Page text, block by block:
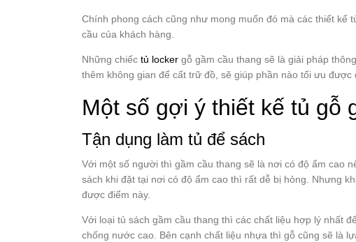
Chính phong cách cũng như mong muốn đó mà các thiết
cầu của khách hàng.
Những chiếc tủ locker gỗ gầm cầu thang sẽ là giải pháp
thêm không gian để cất trữ đồ, sẽ giúp phần nào tối ưu được
Một số gợi ý thiết kế tủ gỗ
Tận dụng làm tủ để sách
Với một số người thì gầm cầu thang sẽ là nơi có độ ẩm cao
sách khi đặt tại nơi có độ ẩm cao thì rất dễ bị hỏng. Nhưng
được điểm này.
Với loại tủ sách gầm cầu thang thì các chất liệu hợp lý nhất
chống nước cao. Bên cạnh chất liệu nhựa thì gỗ cũng sẽ là